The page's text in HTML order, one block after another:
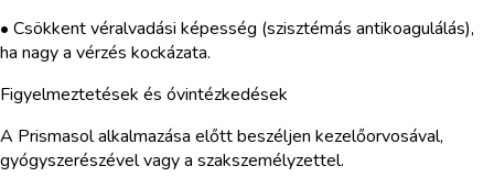
• Csökkent véralvadási képesség (szisztémás antikoagulálás),
ha nagy a vérzés kockázata.
Figyelmeztetések és óvintézkedések
A Prismasol alkalmazása előtt beszéljen kezelőorvosával,
gyógyszerészével vagy a szakszemélyzettel.